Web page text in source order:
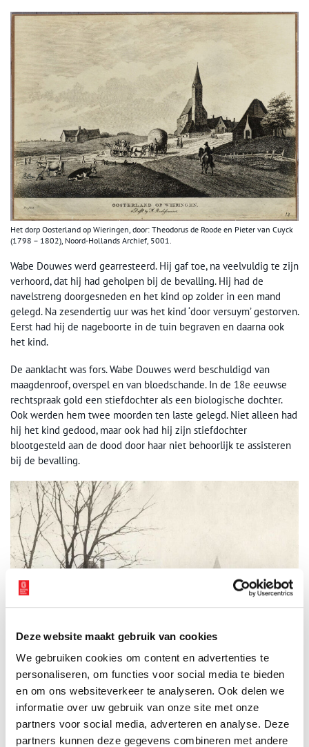
Deze website maakt gebruik van cookies
We gebruiken cookies om content en advertenties te
personaliseren, om functies voor social media te bieden
en om ons websiteverkeer te analyseren. Ook delen we
informatie over uw gebruik van onze site met onze
partners voor social media, adverteren en analyse. Deze
partners kunnen deze gegevens combineren met andere
Het dorp Oosterland op Wieringen, door: Theodorus de Roode en Pieter van Cuyck
(1798 – 1802), Noord-Hollands Archief, 5001.
Wabe Douwes werd gearresteerd. Hij gaf toe, na veelvuldig te zijn
verhoord, dat hij had geholpen bij de bevalling. Hij had de
navelstreng doorgesneden en het kind op zolder in een mand
gelegd. Na zesendertig uur was het kind ‘door versuym’ gestorven.
Eerst had hij de nageboorte in de tuin begraven en daarna ook
het kind.
De aanklacht was fors. Wabe Douwes werd beschuldigd van
maagdenroof, overspel en van bloedschande. In de 18e eeuwse
rechtspraak gold een stiefdochter als een biologische dochter.
Ook werden hem twee moorden ten laste gelegd. Niet alleen had
hij het kind gedood, maar ook had hij zijn stiefdochter
blootgesteld aan de dood door haar niet behoorlijk te assisteren
bij de bevalling.
Dorp Oosterland (1918), uit: tijdschrift ‘Het Leven’ van het Spaarnestadarchief.